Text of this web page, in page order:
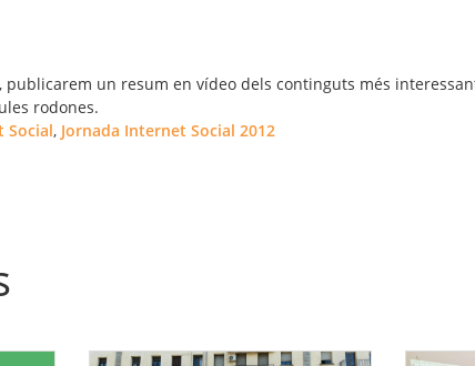
un resum en vídeo dels continguts més
rodones.
Social, Jornada Internet Social 2012